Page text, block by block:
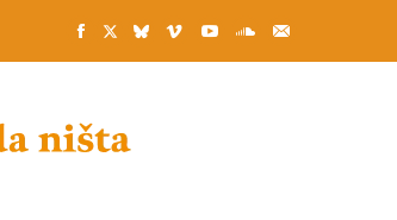
KNJIGE ENGLISH